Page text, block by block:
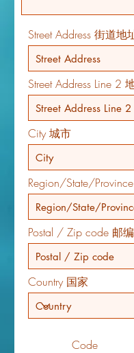
Street Address 街道地
Street Address Line 2
City 城市
Region/State/
Postal / Zip code 邮编
Country 国家
Code